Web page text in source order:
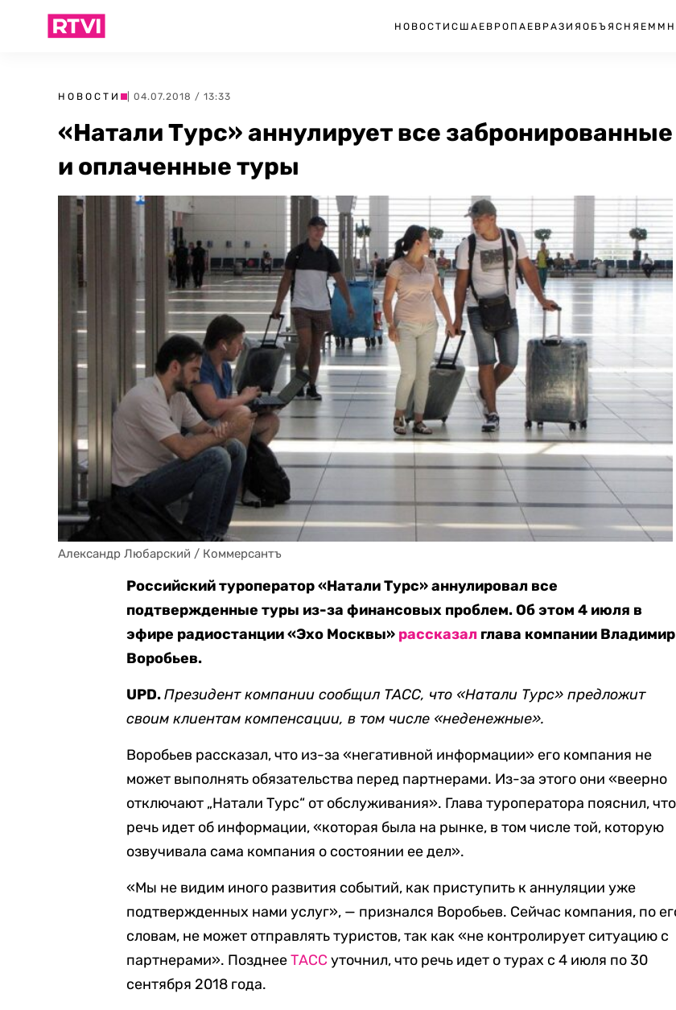
НОВОСТИ США ЕВРОПА ЕВРАЗИЯ ОБЪЯСНЯЕМ
НОВОСТИ | 04.07.2018 / 13:33
«Натали Турс» аннулирует все забронированные
и оплаченные туры
Александр Любарский / Коммерсантъ
Российский туроператор «Натали Турс» аннулировал все
подтвержденные туры из-за финансовых проблем. Об этом 4 июля в
эфире радиостанции «Эхо Москвы» рассказал глава компании Владимир
Воробьев.
UPD.Президент компании сообщил ТАСС, что «Натали Турс» предложит
своим клиентам компенсации, в том числе «неденежные».
Воробьев рассказал, что из-за «негативной информации» его компания не
может выполнять обязательства перед партнерами. Из-за этого они «веерно
отключают „Натали Турс“ от обслуживания». Глава туроператора пояснил, что
речь идет об информации, «которая была на рынке, в том числе той, которую
озвучивала сама компания о состоянии ее дел».
«Мы не видим иного развития событий, как приступить к аннуляции уже
подтвержденных нами услуг», — признался Воробьев. Сейчас компания, по
словам, не может отправлять туристов, так как «не контролирует ситуацию с
партнерами». ПозднееТАСС уточнил, что речь идет о турах с 4 июля по 30
сентября 2018 года.